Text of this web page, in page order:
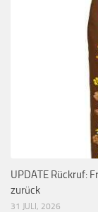
UPDATE Rückruf:
zurück
31 JULI, 2026